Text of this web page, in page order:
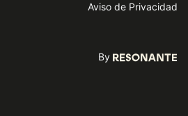
Aviso de Privacidad
By